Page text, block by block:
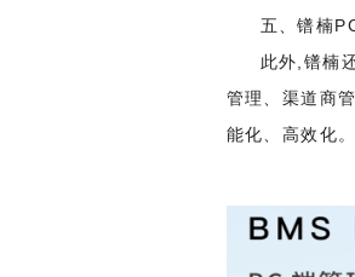
五、镨楠
此外,镨楠
管理、渠道商
能化、高效化。